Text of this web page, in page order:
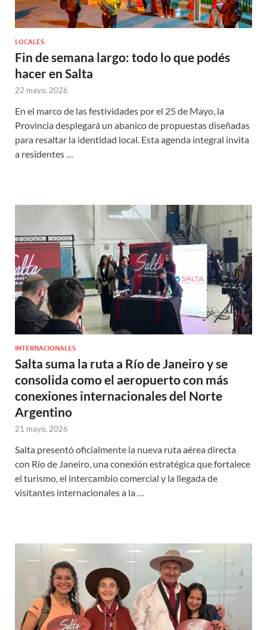
LOCALES
Fin de semana largo: todo lo que podés
hacer en Salta
22 mayo, 2026
En el marco de las festividades por el 25 de Mayo, la
Provincia desplegará un abanico de propuestas diseñadas
para resaltar la identidad local. Esta agenda integral invita
a residentes …
INTERNACIONALES
Salta suma la ruta a Río de Janeiro y se
consolida como el aeropuerto con más
conexiones internacionales del Norte
Argentino
21 mayo, 2026
Salta presentó oficialmente la nueva ruta aérea directa
con Río de Janeiro, una conexión estratégica que fortalece
el turismo, el intercambio comercial y la llegada de
visitantes internacionales a la …